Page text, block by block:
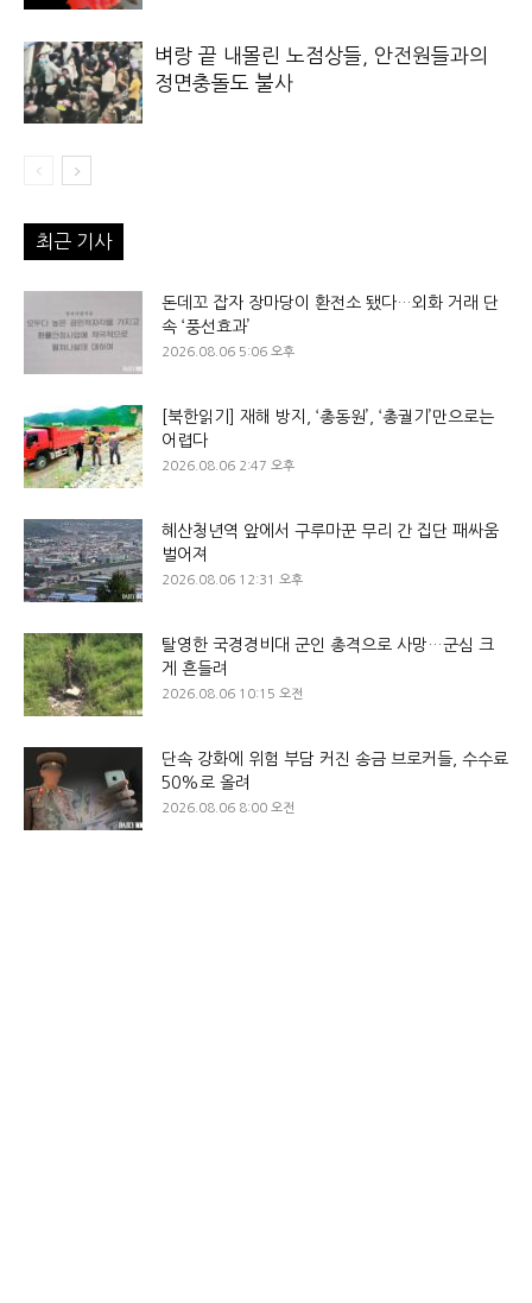
벼랑 끝 내몰린 노점상들, 안전원들과의
정면충돌도 불사
최근 기사
돈데꼬 잡자 장마당이 환전소 됐다…외화 거래 단
속 ‘풍선효과’
2026.08.06 5:06 오후
[북한읽기] 재해 방지, ‘총동원’, ‘총궐기’만으로는
어렵다
2026.08.06 2:47 오후
혜산청년역 앞에서 구루마꾼 무리 간 집단 패싸움
벌어져
2026.08.06 12:31 오후
탈영한 국경경비대 군인 총격으로 사망…군심 크
게 흔들려
2026.08.06 10:15 오전
단속 강화에 위험 부담 커진 송금 브로커들, 수수료
50%로 올려
2026.08.06 8:00 오전